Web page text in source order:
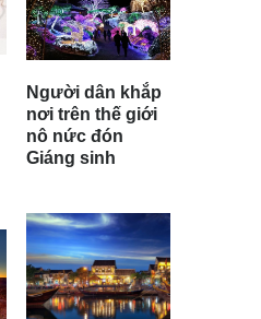
Người dân khắp
nơi trên thế giới
nô nức đón
Giáng sinh